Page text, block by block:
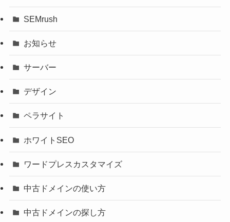
SEMrush
お知らせ
サーバー
デザイン
ペラサイト
ホワイトSEO
ワードプレスカスタマイズ
中古ドメインの使い方
中古ドメインの探し方